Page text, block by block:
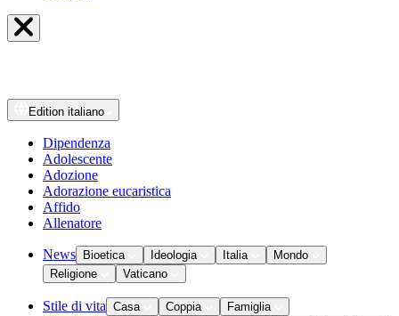
Edition italiano
Dipendenza
Adolescente
Adozione
Adorazione eucaristica
Affido
Allenatore
News Bioetica Ideologia Italia
Mondo
Religione
Vaticano
Stile di vita Casa Coppia
Famiglia